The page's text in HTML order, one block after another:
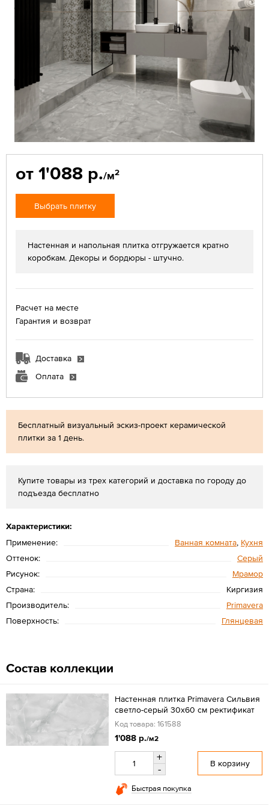
Бесплатный визуальный эскиз-проект керамической
плитки за 1 день.
Купите товары из трех категорий и доставка по городу до
подъезда бесплатно
Характеристики:
Применение:
Ванная комната, Кухня
Оттенок:
Серый
Рисунок:
Мрамор
Страна:
Киргизия
Производитель:
Primavera
Поверхность:
Глянцевая
от 1'088 р./м2
Выбрать плитку
Настенная и напольная плитка отгружается кратно
коробкам. Декоры и бордюры - штучно.
Расчет на месте
Гарантия и возврат
Доставка
Оплата
Состав коллекции
Настенная плитка Primavera Сильвия
светло-серый 30x60 см ректификат
Код товара: 161588
1'088 р./м2
+
-
В корзину
Быстрая покупка